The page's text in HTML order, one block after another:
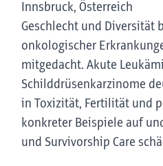
Innsbruck, Österreich
Geschlecht und Diversität
onkologischer
mitgedacht. Akute
Schilddrüsenkarzinome
in Toxizität, Fertilität und
konkreter Beispiele auf
und Survivorship Care